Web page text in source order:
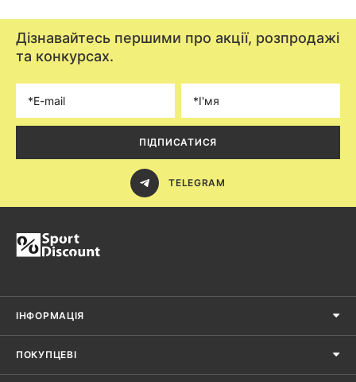
Дізнавайтесь першими про акції, розпродажі
та конкурсах.
ПІДПИСАТИСЯ
TELEGRAM
ІНФОРМАЦІЯ
ПОКУПЦЕВІ